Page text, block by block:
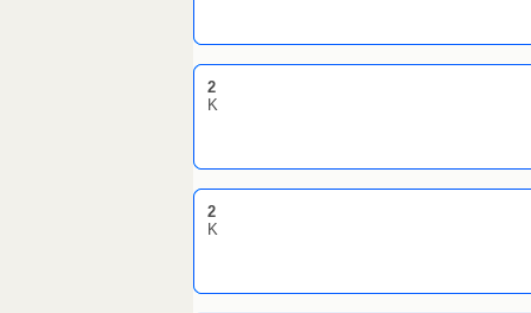
2
K
2
K